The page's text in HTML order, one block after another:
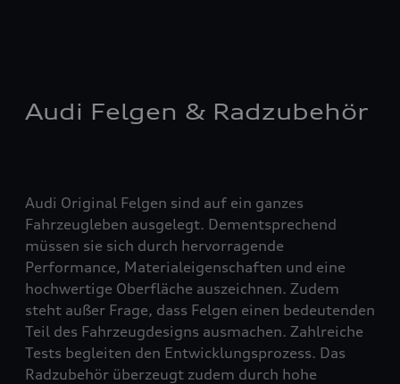
Audi Felgen & Radzubehör
Audi Original Felgen sind auf ein ganzes
Fahrzeugleben ausgelegt. Dementsprechend
müssen sie sich durch hervorragende
Performance, Materialeigenschaften und eine
hochwertige Oberfläche auszeichnen. Zudem
steht außer Frage, dass Felgen einen bedeutenden
Teil des Fahrzeugdesigns ausmachen. Zahlreiche
Tests begleiten den Entwicklungsprozess. Das
Radzubehör überzeugt zudem durch hohe